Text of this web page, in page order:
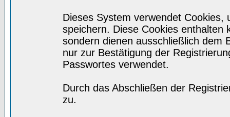
Dieses System verwendet
speichern. Diese Cookies enthalten
sondern dienen ausschließlich dem
nur zur Bestätigung der
Passwortes verwendet.
Durch das Abschließen der
zu.